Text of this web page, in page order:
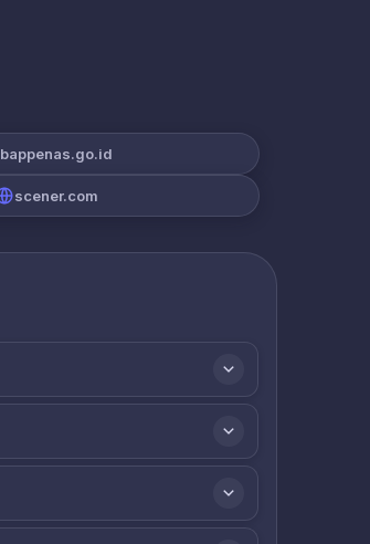
bappenas.go.id
scener.com